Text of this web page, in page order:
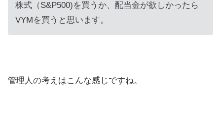
株式（S&P500)を買うか、配当金が欲しかったら
VYMを買うと思います。
管理人の考えはこんな感じですね。